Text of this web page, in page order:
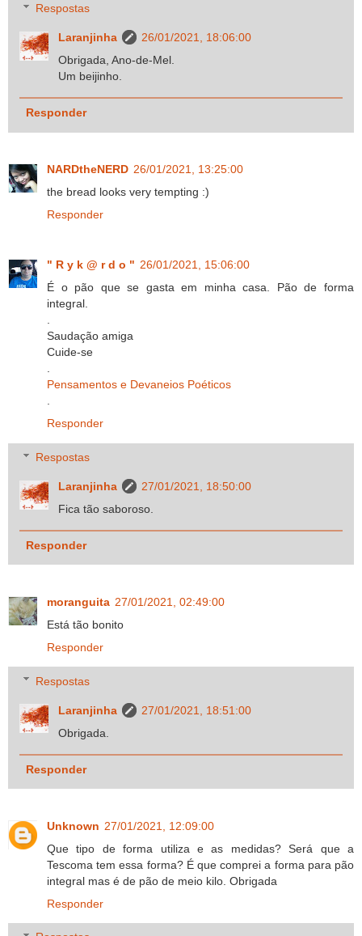
Respostas
Laranjinha
26/01/2021, 18:06:00
Obrigada, Ano-de-Mel.
Um beijinho.
Responder
NARDtheNERD 26/01/2021, 13:25:00
the bread looks very tempting :)
Responder
" R y k @ r d o " 26/01/2021, 15:06:00
É o pão que se gasta em minha casa. Pão de forma
integral.
.
Saudação amiga
Cuide-se
.
Pensamentos e Devaneios Poéticos
.
Responder
Respostas
Laranjinha
27/01/2021, 18:50:00
Fica tão saboroso.
Responder
moranguita 27/01/2021, 02:49:00
Está tão bonito
Responder
Respostas
Laranjinha
27/01/2021, 18:51:00
Obrigada.
Responder
Unknown 27/01/2021, 12:09:00
Que tipo de forma utiliza e as medidas? Será que a
Tescoma tem essa forma? É que comprei a forma para pão
integral mas é de pão de meio kilo. Obrigada
Responder